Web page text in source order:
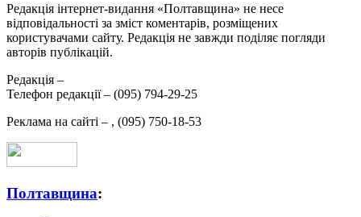
Редакція інтернет-видання «Полтавщина» не несе
відповідальності за зміст коментарів, розміщених
користувачами сайту. Редакція не завжди поділяє погляди
авторів публікацій.
Редакція –
Телефон редакції – (095) 794-29-25
Реклама на сайті – , (095) 750-18-53
Полтавщина: